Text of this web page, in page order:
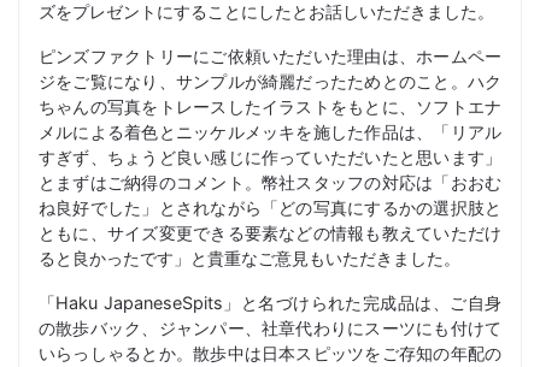
ズをプレゼントにすることにしたとお話しいただきました。
ピンズファクトリーにご依頼いただいた理由は、ホームペー
ジをご覧になり、サンプルが綺麗だったためとのこと。ハク
ちゃんの写真をトレースしたイラストをもとに、ソフトエナ
メルによる着色とニッケルメッキを施した作品は、「リアル
すぎず、ちょうど良い感じに作っていただいたと思います」
とまずはご納得のコメント。幣社スタッフの対応は「おおむ
ね良好でした」とされながら「どの写真にするかの選択肢と
ともに、サイズ変更できる要素などの情報も教えていただけ
ると良かったです」と貴重なご意見もいただきました。
「Haku JapaneseSpits」と名づけられた完成品は、ご自身
の散歩バック、ジャンパー、社章代わりにスーツにも付けて
いらっしゃるとか。散歩中は日本スピッツをご存知の年配の